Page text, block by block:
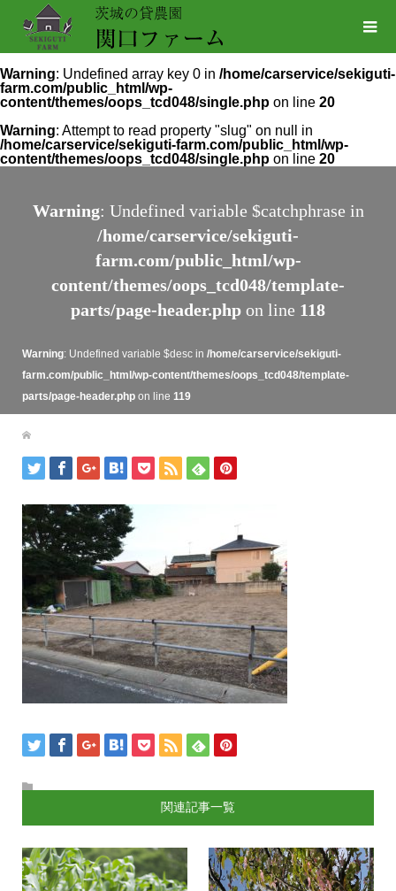
Warning: Undefined array key 0 in /home/carservice/sekiguti-
farm.com/public_html/wp-
content/themes/oops_tcd048/single.php on line 20
Warning: Attempt to read property "slug" on null in
/home/carservice/sekiguti-farm.com/public_html/wp-
content/themes/oops_tcd048/single.php on line 20
Warning: Undefined variable $catchphrase in
/home/carservice/sekiguti-
farm.com/public_html/wp-
content/themes/oops_tcd048/template-
parts/page-header.php on line 118
Warning: Undefined variable $desc in /home/carservice/sekiguti-
farm.com/public_html/wp-content/themes/oops_tcd048/template-
parts/page-header.phpon line 119
関連記事一覧